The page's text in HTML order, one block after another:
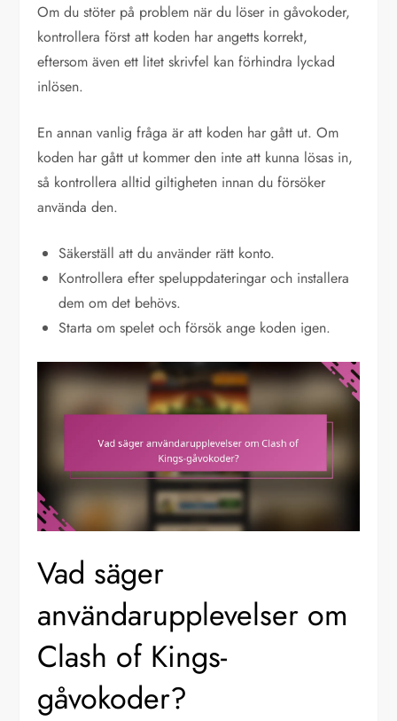
Om du stöter på problem när du löser in gåvokoder,
kontrollera först att koden har angetts korrekt,
eftersom även ett litet skrivfel kan förhindra lyckad
inlösen.
En annan vanlig fråga är att koden har gått ut. Om
koden har gått ut kommer den inte att kunna lösas in,
så kontrollera alltid giltigheten innan du försöker
använda den.
Säkerställ att du använder rätt konto.
Kontrollera efter speluppdateringar och installera
dem om det behövs.
Starta om spelet och försök ange koden igen.
Vad säger
användarupplevelser om
Clash of Kings-
gåvokoder?